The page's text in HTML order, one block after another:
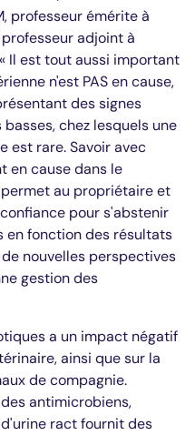
professeur émérite à
adjoint à
Il est tout aussi important
n'est PAS en cause,
des signes
chez lesquels une
est rare. Savoir avec
en cause dans le
au propriétaire et
pour s'abstenir
fonction des résultats
nouvelles perspectives
gestion des
a un impact négatif
ainsi que sur la
de compagnie.
antimicrobiens,
ract fournit des